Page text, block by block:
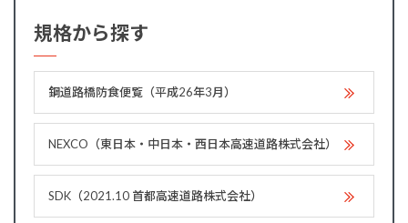
規格から探す
鋼道路橋防食便覧（平成26年3月）
NEXCO（東日本・中日本・西日本高速道路株式会社）
SDK（2021.10 首都高速道路株式会社）